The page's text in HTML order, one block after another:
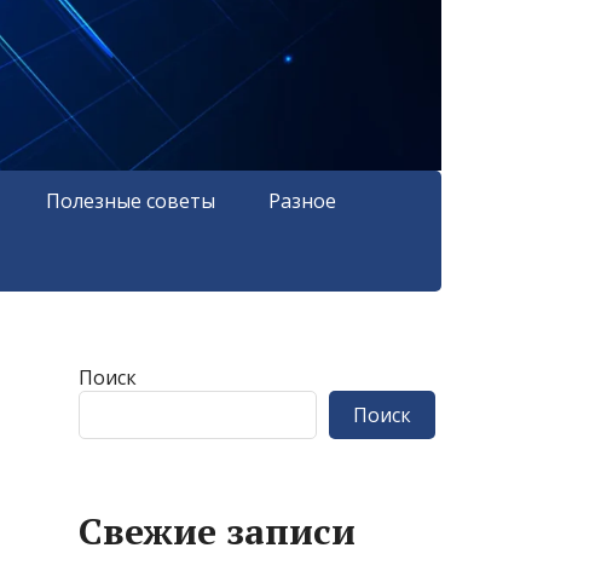
Полезные советы Разное
Поиск
Поиск
Свежие записи